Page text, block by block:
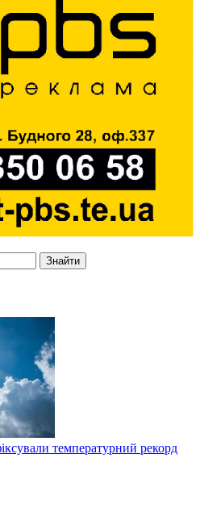
Знайти
температурний рекорд